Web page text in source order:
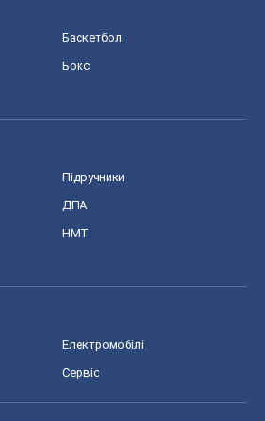
Баскетбол
Бокс
Підручники
ДПА
НМТ
Електромобілі
Сервіс